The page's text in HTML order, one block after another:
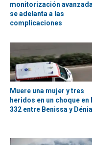
monitorización
se adelanta a las
complicaciones
Muere una mujer y tres
heridos en un choque en
332 entre Benissa y Dénia